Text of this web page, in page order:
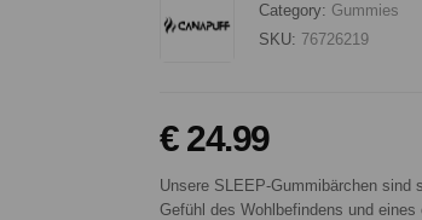
Category: Gummies
SKU: 76726219
€ 24.99
Unsere SLEEP-Gummibärchen sind
Gefühl des Wohlbefindens und